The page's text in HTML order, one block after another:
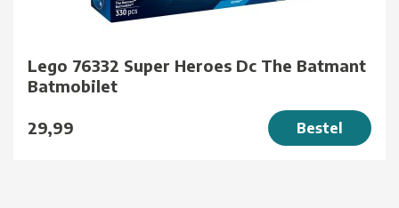
Lego 76332 Super Heroes Dc The Batmant
Batmobilet
29,99 Bestel